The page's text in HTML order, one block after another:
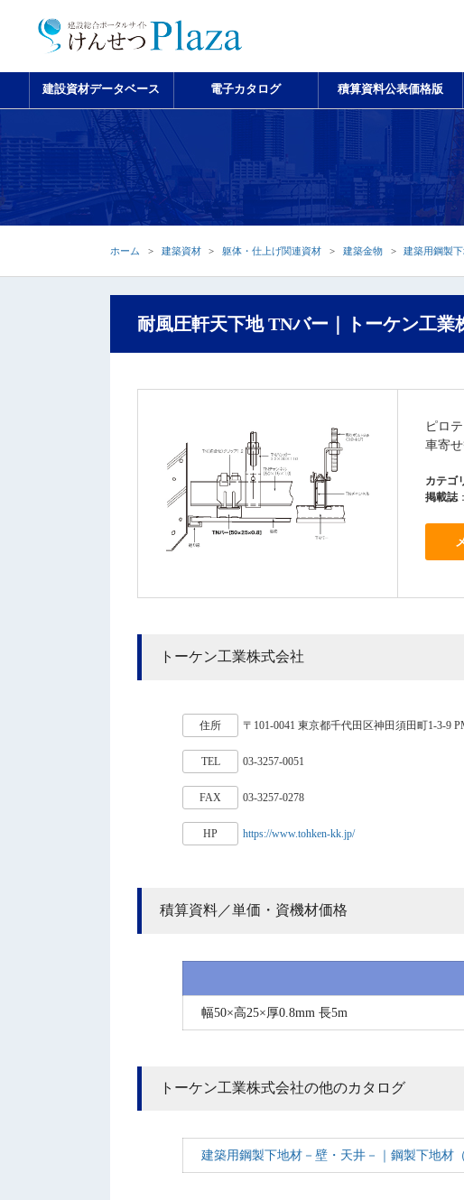
建設資材データベース 電子カタログ 積算資料公表価格版
ホーム 建築資材 躯体・仕上げ関連資材 建築金物 建築用鋼製
耐風圧軒天下地 TNバー｜トーケン工業
ピロ
車寄
カテゴ
掲載誌
トーケン工業株式会社
住所 〒101-0041 東京都千代田区神田須田町1-3-9
TEL 03-3257-0051
FAX 03-3257-0278
HP https://www.tohken-kk.jp/
積算資料／単価・資機材価格
幅50×高25×厚0.8mm 長5m
トーケン工業株式会社の他のカタログ
建築用鋼製下地材－壁・天井－｜鋼製下地材